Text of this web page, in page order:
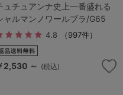
閉じる
ュチュアンナ史上一番盛れる
ャルマンノワールブラ/G65
4.8 （997件）
2,530 ～ (税込)